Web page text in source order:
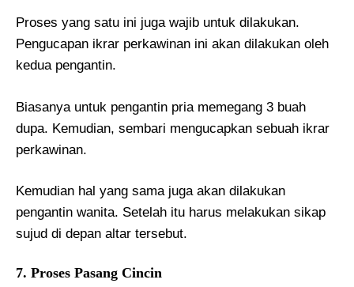
Proses yang satu ini juga wajib untuk dilakukan.
Pengucapan ikrar perkawinan ini akan dilakukan oleh
kedua pengantin.
Biasanya untuk pengantin pria memegang 3 buah
dupa. Kemudian, sembari mengucapkan sebuah ikrar
perkawinan.
Kemudian hal yang sama juga akan dilakukan
pengantin wanita. Setelah itu harus melakukan sikap
sujud di depan altar tersebut.
7. Proses Pasang Cincin